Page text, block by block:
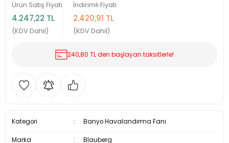
İndirimli Fiyatı
2.420,91 TL
(KDV Dahil)
Ürün Satış Fiyatı
4.247,22 TL
(KDV Dahil)
240,80 TL den başlayan taksitlerle!
Kategori Banyo Havalandırma Fanı
Marka Blauberg